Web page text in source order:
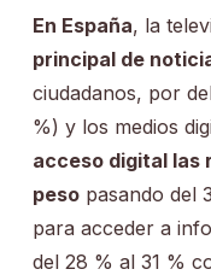
En España, la
principal de
ciudadanos, por
%) y los medios
acceso digital las
pesopasando del
para acceder a
del 28 % al 31 %